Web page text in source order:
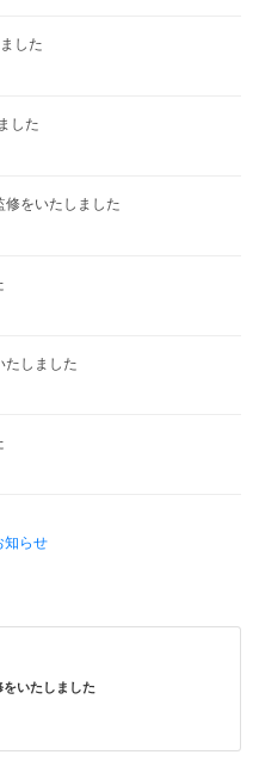
した
した
修をいたしました
たしました
知らせ
をいたしました